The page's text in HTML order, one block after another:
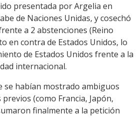
presentada por Argelia en
de Naciones Unidas, y cosechó
a 2 abstenciones (Reino
en contra de Estados Unidos, lo
de Estados Unidos frente a la
internacional.
se habían mostrado ambiguos
(como Francia, Japón,
finalmente a la petición